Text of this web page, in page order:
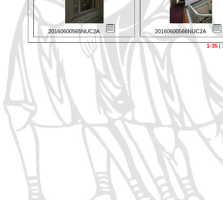
20160600565NUC2A 20160600566NUC2A
1-35|